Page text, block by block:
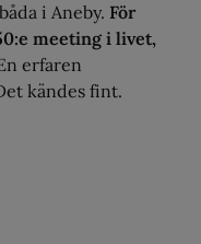
i Aneby. För
meeting i livet,
erfaren
kändes fint.